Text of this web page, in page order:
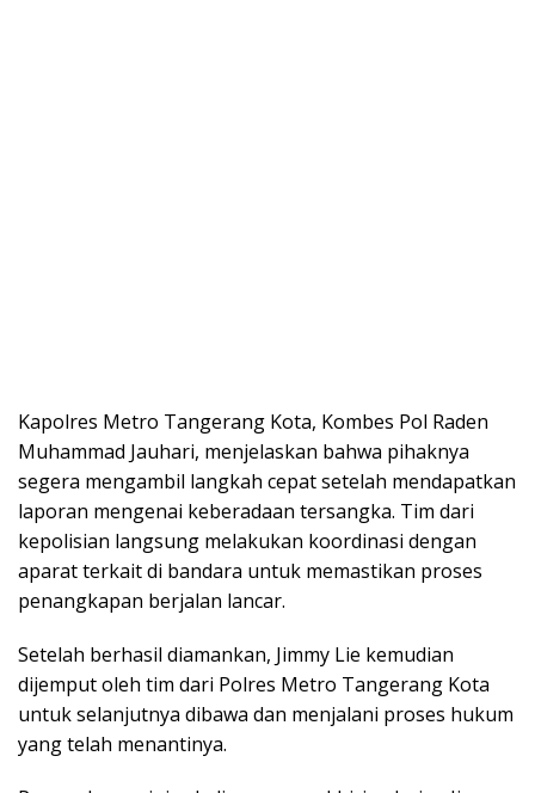
Kapolres Metro Tangerang Kota, Kombes Pol Raden
Muhammad Jauhari, menjelaskan bahwa pihaknya
segera mengambil langkah cepat setelah mendapatkan
laporan mengenai keberadaan tersangka. Tim dari
kepolisian langsung melakukan koordinasi dengan
aparat terkait di bandara untuk memastikan proses
penangkapan berjalan lancar.
Setelah berhasil diamankan, Jimmy Lie kemudian
dijemput oleh tim dari Polres Metro Tangerang Kota
untuk selanjutnya dibawa dan menjalani proses hukum
yang telah menantinya.